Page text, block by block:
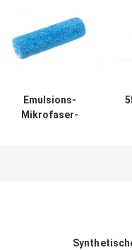
Emulsions-
Mikrofaser-